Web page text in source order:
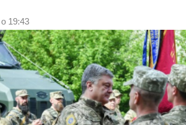
о 19:43